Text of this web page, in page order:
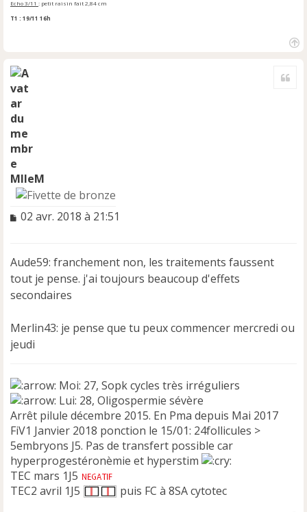
Echo 3/11 : petit raisin fait 2,84 cm
T1 : 19/11 16h
MlleM
M
a
g
e
n
l
02 avr. 2018 à 21:51
Aude59: franchement non, les traitements faussent
tout je pense. j'ai toujours beaucoup d'effets
secondaires
Merlin43: je pense que tu peux commencer mercredi ou
jeudi
Moi: 27, Sopk cycles très irréguliers
Lui: 28, Oligospermie sévère
Arrêt pilule décembre 2015. En Pma depuis Mai 2017
FiV1 Janvier 2018 ponction le 15/01: 24follicules >
5embryons J5. Pas de transfert possible car
hyperprogestéronèmie et hyperstim
TEC mars 1J5
TEC2 avril 1J5
puis FC à 8SA cytotec